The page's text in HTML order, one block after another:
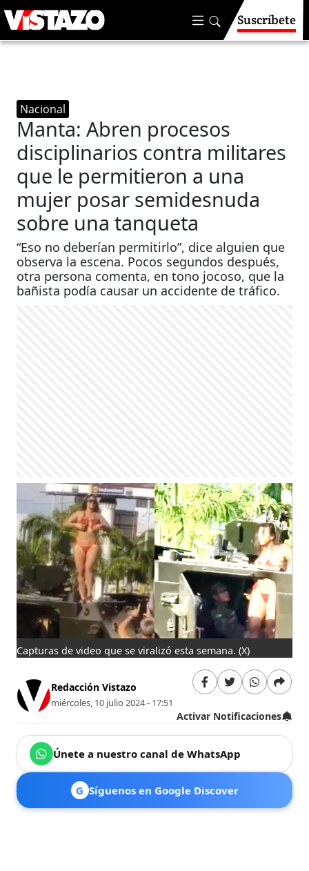
Suscríbete
Nacional
Manta: Abren procesos
disciplinarios contra militares
que le permitieron a una
mujer posar semidesnuda
sobre una tanqueta
“Eso no deberían permitirlo”, dice alguien que
observa la escena. Pocos segundos después,
otra persona comenta, en tono jocoso, que la
bañista podía causar un accidente de tráfico.
Capturas de video que se viralizó esta semana. (X)
Redacción Vistazo
miércoles, 10 julio 2024 - 17:51
Activar Notificaciones
Únete a nuestro canal de WhatsApp
G Síguenos en Google Discover